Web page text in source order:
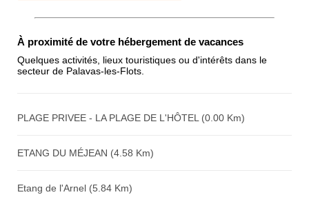
Antispam - Combien font 7x4 (en
chiffres) :
À proximité de votre hébergement de vacances
Quelques activités, lieux touristiques ou d'intérêts dans le
secteur de Palavas-les-Flots.
PLAGE PRIVEE - LA PLAGE DE L'HÔTEL (0.00 Km)
ETANG DU MÉJEAN (4.58 Km)
Etang de l'Arnel (5.84 Km)